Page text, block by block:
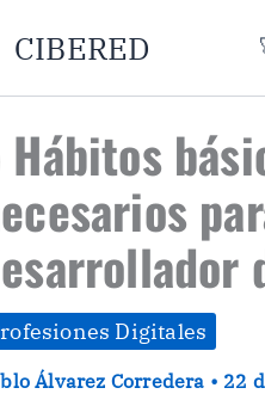
CIBERED
Hábitos
Digitales
Álvarez Corredera • 22